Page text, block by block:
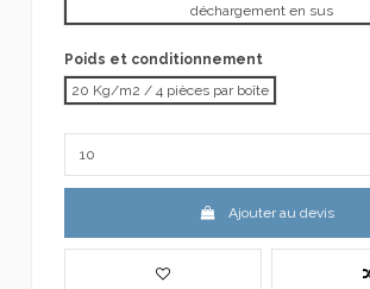
déchargement en sus
Poids et conditionnement
20 Kg/m2 / 4 pièces par boîte
Ajouter au devis